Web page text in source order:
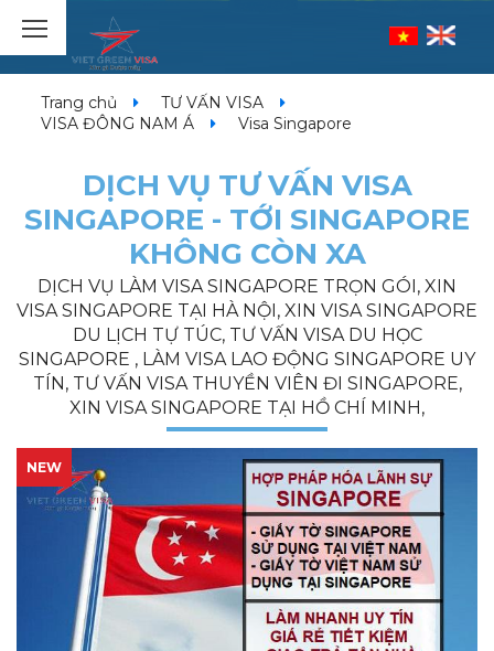
Trang chủ
TƯ VẤN VISA
VISA ĐÔNG NAM Á
Visa Singapore
DỊCH VỤ TƯ VẤN VISA
SINGAPORE - TỚI SINGAPORE
KHÔNG CÒN XA
DỊCH VỤ LÀM VISA SINGAPORE TRỌN GÓI, XIN
VISA SINGAPORE TẠI HÀ NỘI, XIN VISA SINGAPORE
DU LỊCH TỰ TÚC, TƯ VẤN VISA DU HỌC
SINGAPORE , LÀM VISA LAO ĐỘNG SINGAPORE UY
TÍN, TƯ VẤN VISA THUYỀN VIÊN ĐI SINGAPORE,
XIN VISA SINGAPORE TẠI HỒ CHÍ MINH,
NEW